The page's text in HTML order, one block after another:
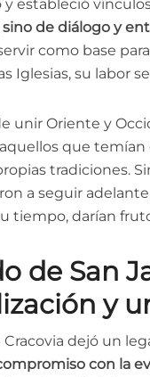
estableció
sino de diálogo y
como base
Iglesias, su labor
unir Oriente y
que
tradiciones.
a seguir
tiempo, darían
de San
y
Cracovia dejó un
con la